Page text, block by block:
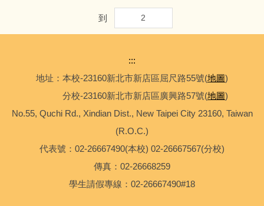
到
:::
地址：本校-23160新北市新店區屈尺路55號(地圖)
分校-23160新北市新店區廣興路57號(地圖)
No.55, Quchi Rd., Xindian Dist., New Taipei City 23160, Taiwan
(R.O.C.)
代表號：02-26667490(本校) 02-26667567(分校)
傳真：02-26668259
學生請假專線：02-26667490#18